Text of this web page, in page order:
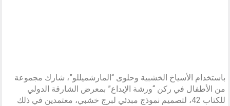
باستخدام الأسياخ الخشبية وحلوى “المارشميللو”، شارك مجموعة
من الأطفال في ركن “ورشة الإبداع” بمعرض الشارقة الدولي
للكتاب 42، لتصميم نموذج مبدئي لبرج خشبي، معتمدين في ذلك